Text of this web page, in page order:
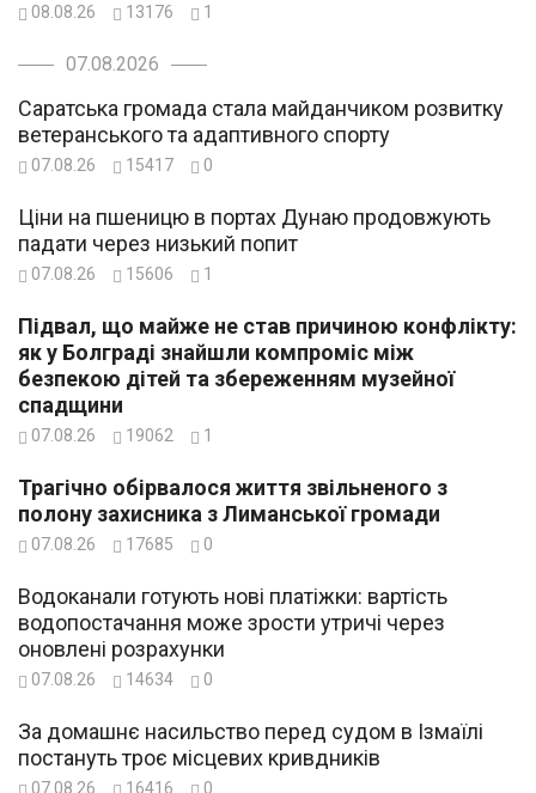
08.08.26 13176 1
07.08.2026
Саратська громада стала майданчиком розвитку
ветеранського та адаптивного спорту
07.08.26 15417 0
Ціни на пшеницю в портах Дунаю продовжують
падати через низький попит
07.08.26 15606 1
Підвал, що майже не став причиною конфлікту:
як у Болграді знайшли компроміс між
безпекою дітей та збереженням музейної
спадщини
07.08.26 19062 1
Трагічно обірвалося життя звільненого з
полону захисника з Лиманської громади
07.08.26 17685 0
Водоканали готують нові платіжки: вартість
водопостачання може зрости утричі через
оновлені розрахунки
07.08.26 14634 0
За домашнє насильство перед судом в Ізмаїлі
постануть троє місцевих кривдників
07.08.26 16416 0